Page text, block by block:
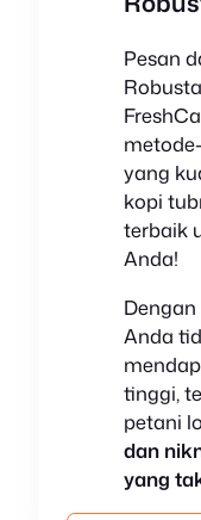
Pesan
yang
kopi
terbaik
Anda!
Anda
tinggi,
petani
dan
yang